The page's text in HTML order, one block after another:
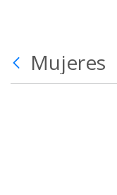
Mujeres